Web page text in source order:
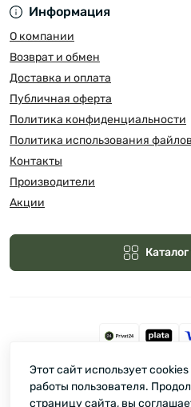
Информация
О компании
Возврат и обмен
Доставка и оплата
Публичная оферта
Политика конфиденциальности
Политика использования
Контакты
Производители
Акции
Зелмарт
Этот сайт использует
работы пользователя.
страницу сайта, вы